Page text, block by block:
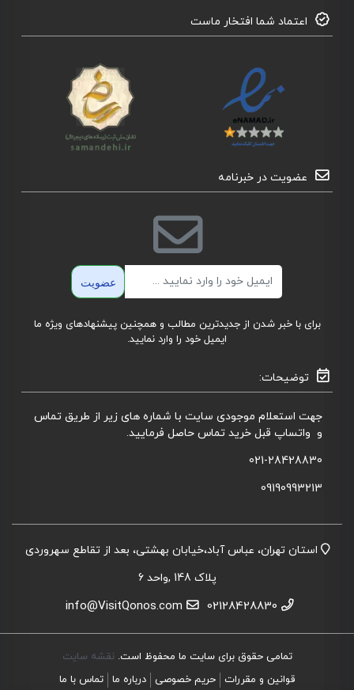
اعتماد شما افتخار ماست
عضویت در خبرنامه
عضویت
برای با خبر شدن از جدیدترین مطالب و همچنین پیشنهادهای ویژه ما
ایمیل خود را وارد نمایید.
توضیحات:
جهت استعلام موجودی سایت با شماره های زیر از طریق تماس
و واتساپ قبل خرید تماس حاصل فرمایید.
021-28428830
09190993213
استان تهران، عباس آباد،خیابان بهشتی، بعد از تقاطع سهروردی
پلاک 148 ,واحد 6
02128428830
info@VisitQonos.com
تمامی حقوق برای سایت ما محفوظ است. نقشه سایت
قوانین و مقررات
حریم خصوصی درباره ما تماس با ما